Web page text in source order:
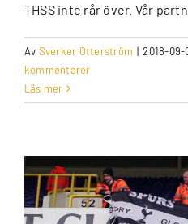
THSS inte rår över. Vår
Av Sverker Otterström | 2018-09-
kommentarer
Läs mer